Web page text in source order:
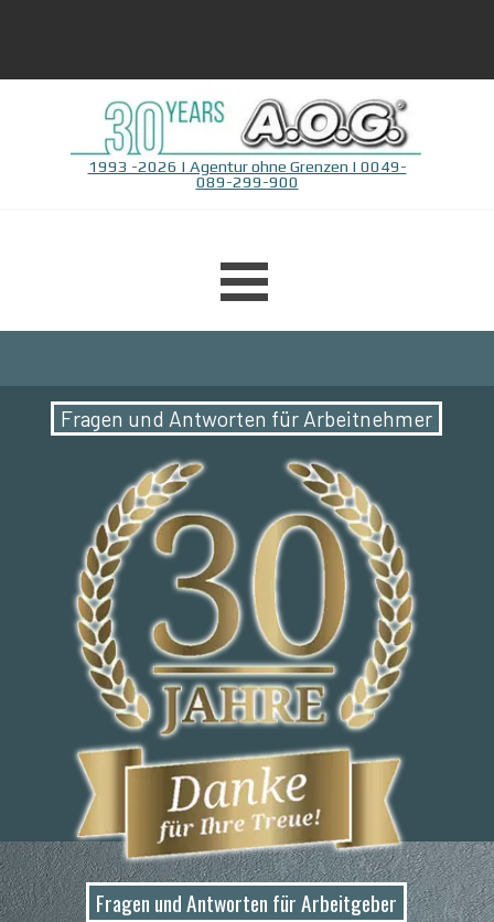
1993 -2026 | Agentur ohne Grenzen | 0049-
089-299-900
Fragen und Antworten für Arbeitnehmer
Fragen und Antworten für Arbeitgeber